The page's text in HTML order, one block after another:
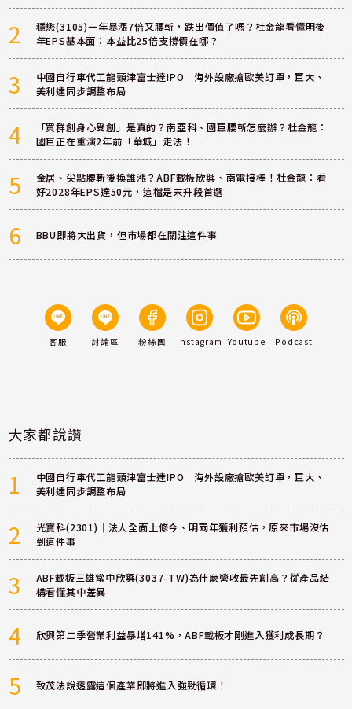
2
穩懋(3105)一年暴漲7倍又腰斬，跌出價值了嗎？杜金龍看懂明後
年EPS基本面：本益比25倍支撐價在哪？
3
中國自行車代工龍頭津富士達IPO 海外設廠搶歐美訂單，巨大、
美利達同步調整布局
4
「買群創身心受創」是真的？南亞科、國巨腰斬怎麼辦？杜金龍：
國巨正在重演2年前「華城」走法！
5
金居、尖點腰斬後換誰漲？ABF載板欣興、南電接棒！杜金龍：看
好2028年EPS達50元，這檔是末升段首選
6 BBU即將大出貨，但市場都在關注這件事
客服 討論區 粉絲團 Instagram Youtube Podcast
大家都說讚
1
中國自行車代工龍頭津富士達IPO 海外設廠搶歐美訂單，巨大、
美利達同步調整布局
2
光寶科(2301)｜法人全面上修今、明兩年獲利預估，原來市場沒估
到這件事
3
ABF載板三雄當中欣興(3037-TW)為什麼營收最先創高？從產品結
構看懂其中差異
4 欣興第二季營業利益暴增141%，ABF載板才剛進入獲利成長期？
5 致茂法說透露這個產業即將進入強勁循環！